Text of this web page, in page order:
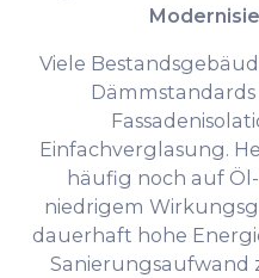
Viele
Einfachverglasung.
häufig noch auf
niedrigem
dauerhaft hohe